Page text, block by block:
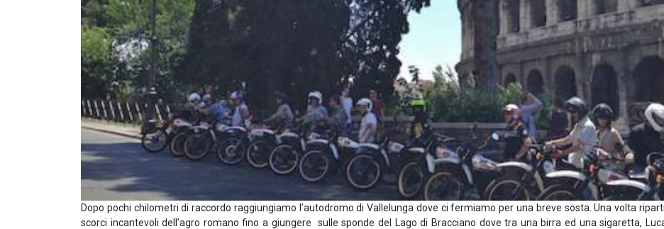
Dopo pochi chilometri di raccordo raggiungiamo l’autodromo di Vallelunga dove ci fermiamo per una breve sosta. Una volta
scorci incantevoli dell’agro romano fino a giungere sulle sponde del Lago di Bracciano dove tra una birra ed una sigaretta,